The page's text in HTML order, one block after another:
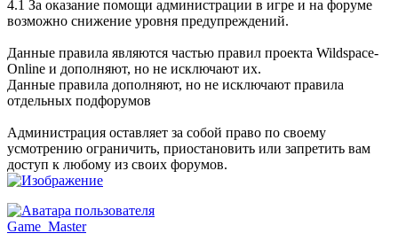
4.1 За оказание помощи администрации в игре и на форуме
возможно снижение уровня предупреждений.
Данные правила являются частью правил проекта Wildspace-
Online и дополняют, но не исключают их.
Данные правила дополняют, но не исключают правила
отдельных подфорумов
Администрация оставляет за собой право по своему
усмотрению ограничить, приостановить или запретить вам
доступ к любому из своих форумов.
Game_Master